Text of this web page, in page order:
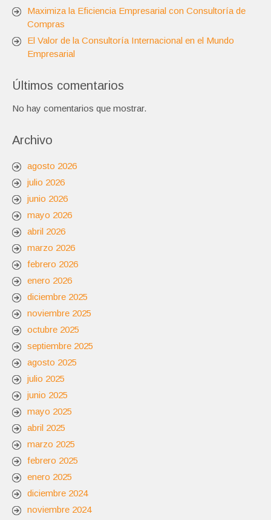
Maximiza la Eficiencia Empresarial con Consultoría de
Compras
El Valor de la Consultoría Internacional en el Mundo
Empresarial
Últimos comentarios
No hay comentarios que mostrar.
Archivo
agosto 2026
julio 2026
junio 2026
mayo 2026
abril 2026
marzo 2026
febrero 2026
enero 2026
diciembre 2025
noviembre 2025
octubre 2025
septiembre 2025
agosto 2025
julio 2025
junio 2025
mayo 2025
abril 2025
marzo 2025
febrero 2025
enero 2025
diciembre 2024
noviembre 2024